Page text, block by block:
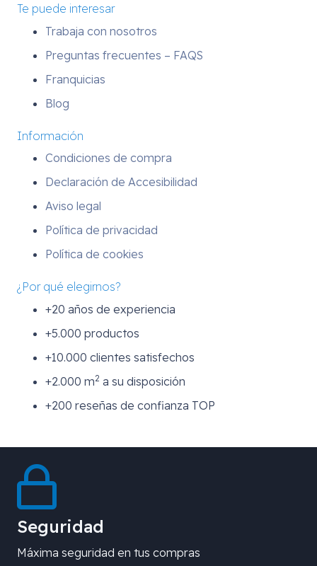
Te puede interesar
Trabaja con nosotros
Preguntas frecuentes – FAQS
Franquicias
Blog
Información
Condiciones de compra
Declaración de Accesibilidad
Aviso legal
Política de privacidad
Política de cookies
¿Por qué elegirnos?
+20 años de experiencia
+5.000 productos
+10.000 clientes satisfechos
+2.000 m2 a su disposición
+200 reseñas de confianza TOP
Seguridad
Máxima seguridad en tus compras